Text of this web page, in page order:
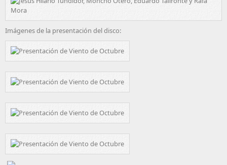
Imágenes de la presentación del disco: